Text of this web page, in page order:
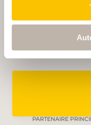
PARTENAIRE